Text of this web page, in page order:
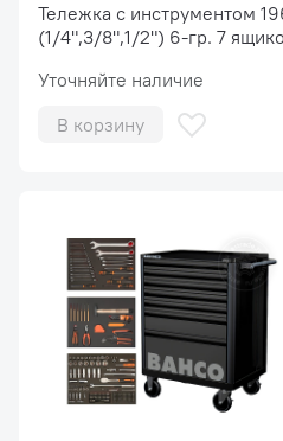
Тележка с инструментом
(1/4",3/8",1/2") 6-гр. 7
Уточняйте наличие
В корзину